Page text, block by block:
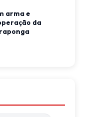
arma e
da